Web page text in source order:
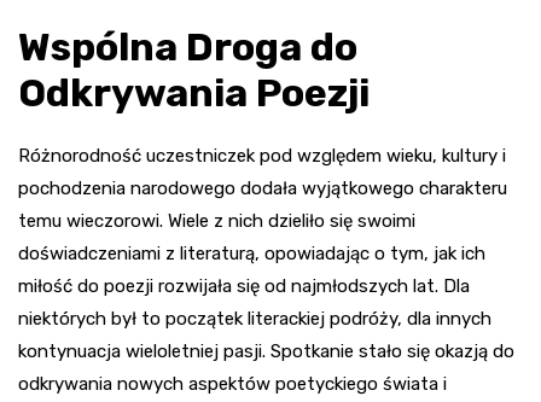
Wspólna Droga do
Odkrywania Poezji
Różnorodność uczestniczek pod względem wieku, kultury i
pochodzenia narodowego dodała wyjątkowego charakteru
temu wieczorowi. Wiele z nich dzieliło się swoimi
doświadczeniami z literaturą, opowiadając o tym, jak ich
miłość do poezji rozwijała się od najmłodszych lat. Dla
niektórych był to początek literackiej podróży, dla innych
kontynuacja wieloletniej pasji. Spotkanie stało się okazją do
odkrywania nowych aspektów poetyckiego świata i